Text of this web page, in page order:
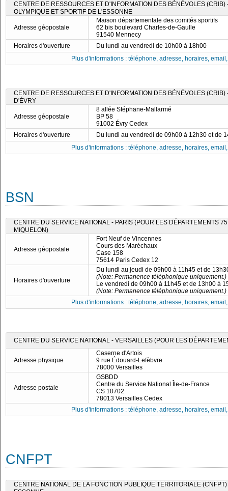
CENTRE DE RESSOURCES ET D'INFORMATION DES BÉNÉVOLES (CRIB)
OLYMPIQUE ET SPORTIF DE L'ESSONNE
Adresse géopostale
Maison départementale des comités sportifs
62 bis boulevard Charles-de-Gaulle
91540 Mennecy
Horaires d'ouverture
Du lundi au vendredi de 10h00 à 18h00
Plus d'informations : téléphone, adresse, horaires,
CENTRE DE RESSOURCES ET D'INFORMATION DES BÉNÉVOLES
D'ÉVRY
Adresse géopostale
8 allée Stéphane-Mallarmé
BP 58
91002 Évry Cedex
Horaires d'ouverture
Du lundi au vendredi de 09h00 à 12h30 et de
Plus d'informations : téléphone, adresse, horaires,
BSN
CENTRE DU SERVICE NATIONAL - PARIS (POUR LES DÉPARTEMENTS
MIQUELON)
Adresse géopostale
Fort Neuf de Vincennes
Cours des Maréchaux
Case 158
75614 Paris Cedex 12
Horaires d'ouverture
Du lundi au jeudi de 09h00 à 11h45 et de
(Note: Permanence téléphonique uniquement.)
Le vendredi de 09h00 à 11h45 et de 13h00 à
(Note: Permanence téléphonique uniquement.)
Plus d'informations : téléphone, adresse, horaires,
CENTRE DU SERVICE NATIONAL - VERSAILLES (POUR LES
Adresse physique
Caserne d'Artois
9 rue Édouard-Lefèbvre
78000 Versailles
Adresse postale
GSBDD
Centre du Service National Île-de-France
CS 10702
78013 Versailles Cedex
Plus d'informations : téléphone, adresse, horaires,
CNFPT
CENTRE NATIONAL DE LA FONCTION PUBLIQUE TERRITORIALE